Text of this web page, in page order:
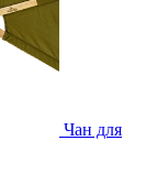
Чан для